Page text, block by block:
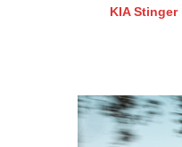
KIA Stinger